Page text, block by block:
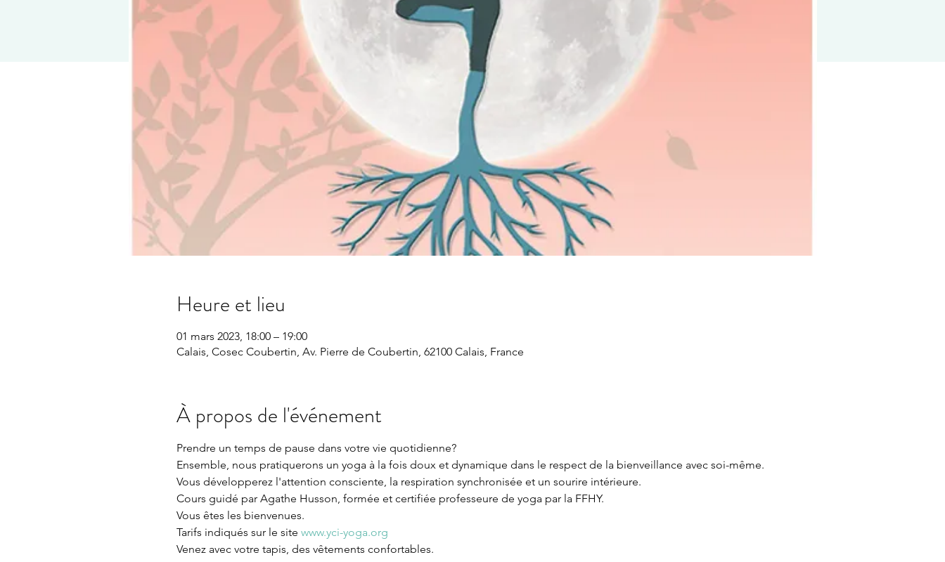
Heure et lieu
01 mars 2023, 18:00 – 19:00
Calais, Cosec Coubertin, Av. Pierre de Coubertin, 62100 Calais, France
À propos de l'événement
Prendre un temps de pause dans votre vie quotidienne?
Ensemble, nous pratiquerons un yoga à la fois doux et dynamique dans le respect de la bienveillance avec soi-même.
Vous développerez l'attention consciente, la respiration synchronisée et un sourire intérieure.
Cours guidé par Agathe Husson, formée et certifiée professeure de yoga par la FFHY.
Vous êtes les bienvenues.
Tarifs indiqués sur le site www.yci-yoga.org
Venez avec votre tapis, des vêtements confortables.